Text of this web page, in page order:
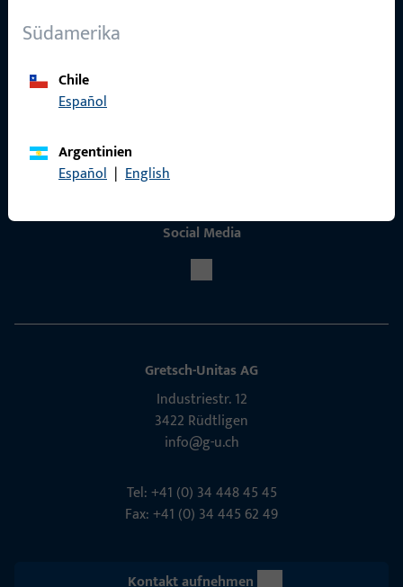
Südamerika
Chile
Español
Argentinien
Español | English
Social Media
Gretsch-Unitas AG
Indu­s­triestr. 12
3422 Rüdt­ligen
info@g-u.ch
Tel: +41 (0) 34 448 45 45
Fax: +41 (0) 34 445 62 49